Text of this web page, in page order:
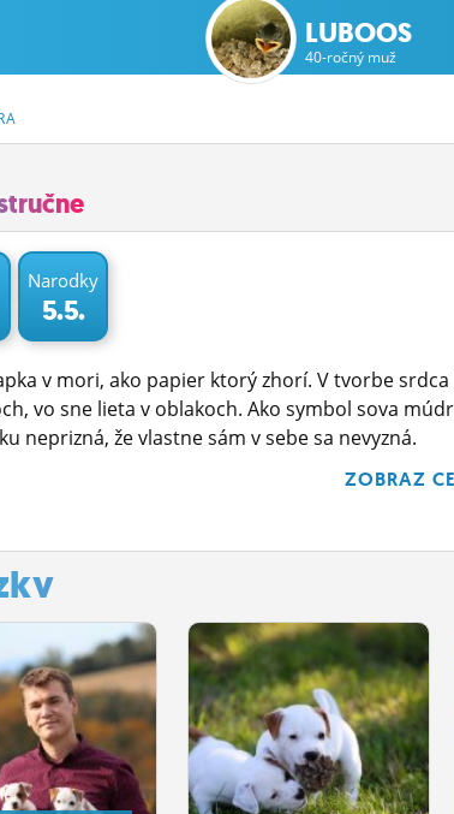
LUBOOS
40-ročný muž
Narodky
5.5.
v mori, ako papier ktorý zhorí. V tvorbe
vo sne lieta v oblakoch. Ako symbol sova
neprizná, že vlastne sám v sebe sa nevyzná.
ZOBRAZ